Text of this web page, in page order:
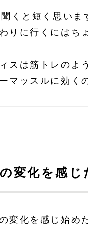
くと短く思いま
りに行くにはち
スは筋トレのよ
マッスルに効く
変化を感じ
変化を感じ始め